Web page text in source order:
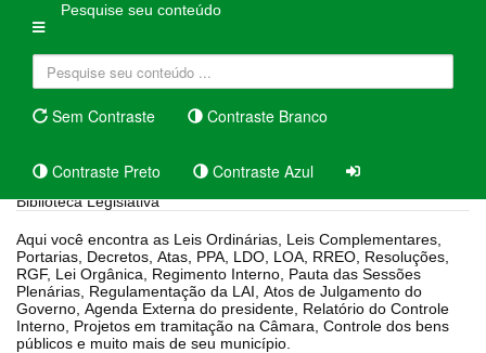
Pesquise seu conteúdo
Sem Contraste Contraste Branco
Contraste Preto Contraste Azul
Biblioteca Legislativa
Aqui você encontra as Leis Ordinárias, Leis Complementares,
Portarias, Decretos, Atas, PPA, LDO, LOA, RREO, Resoluções,
RGF, Lei Orgânica, Regimento Interno, Pauta das Sessões
Plenárias, Regulamentação da LAI, Atos de Julgamento do
Governo, Agenda Externa do presidente, Relatório do Controle
Interno, Projetos em tramitação na Câmara, Controle dos bens
públicos e muito mais de seu município.